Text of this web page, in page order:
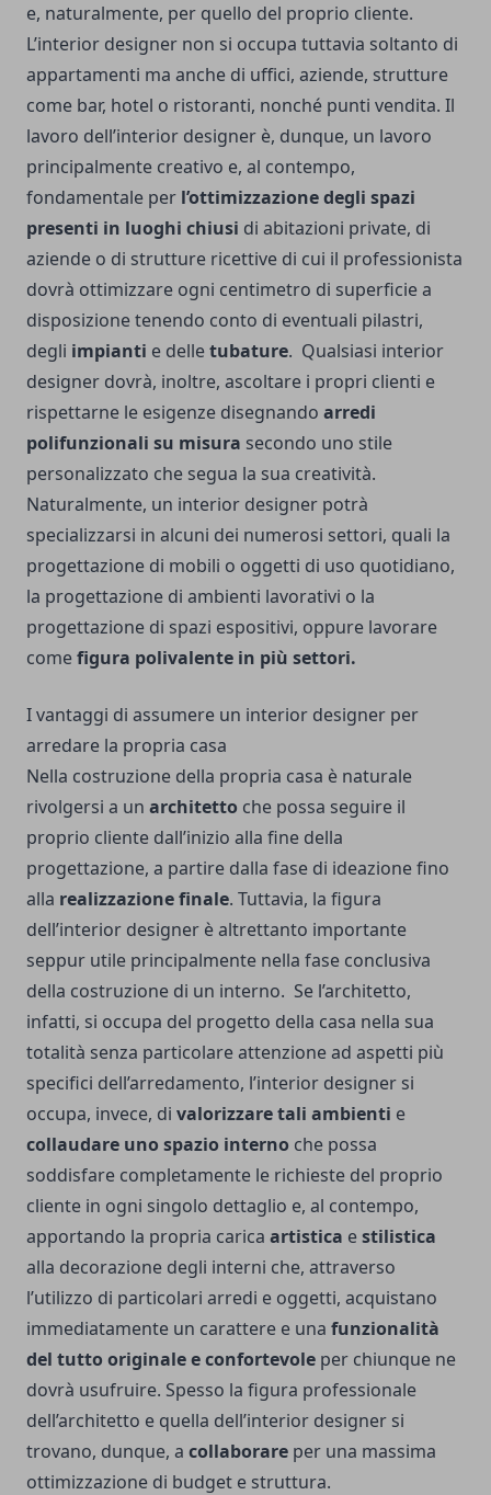
e, naturalmente, per quello del proprio cliente.
L’interior designer non si occupa tuttavia soltanto di
appartamenti ma anche di uffici, aziende, strutture
come bar, hotel o ristoranti, nonché punti vendita. Il
lavoro dell’interior designer è, dunque, un lavoro
principalmente creativo e, al contempo,
fondamentale per l’ottimizzazione degli spazi
presenti in luoghi chiusi di abitazioni private, di
aziende o di strutture ricettive di cui il professionista
dovrà ottimizzare ogni centimetro di superficie a
disposizione tenendo conto di eventuali pilastri,
degli impianti e delletubature. Qualsiasi interior
designer dovrà, inoltre, ascoltare i propri clienti e
rispettarne le esigenze disegnando arredi
polifunzionali su misura secondo uno stile
personalizzato che segua la sua creatività.
Naturalmente, un interior designer potrà
specializzarsi in alcuni dei numerosi settori, quali la
progettazione di mobili o oggetti di uso quotidiano,
la progettazione di ambienti lavorativi o la
progettazione di spazi espositivi, oppure lavorare
comefigura polivalente in più settori.
I vantaggi di assumere un interior designer per
arredare la propria casa
Nella costruzione della propria casa è naturale
rivolgersi a un architetto che possa seguire il
proprio cliente dall’inizio alla fine della
progettazione, a partire dalla fase di ideazione fino
alla realizzazione finale. Tuttavia, la figura
dell’interior designer è altrettanto importante
seppur utile principalmente nella fase conclusiva
della costruzione di un interno. Se l’architetto,
infatti, si occupa del progetto della casa nella sua
totalità senza particolare attenzione ad aspetti più
specifici dell’arredamento, l’interior designer si
occupa, invece, di valorizzare tali ambienti e
collaudare uno spazio interno che possa
soddisfare completamente le richieste del proprio
cliente in ogni singolo dettaglio e, al contempo,
apportando la propria carica artistica estilistica
alla decorazione degli interni che, attraverso
l’utilizzo di particolari arredi e oggetti, acquistano
immediatamente un carattere e una funzionalità
del tutto originale e confortevole per chiunque ne
dovrà usufruire. Spesso la figura professionale
dell’architetto e quella dell’interior designer si
trovano, dunque, a collaborare per una massima
ottimizzazione di budget e struttura.